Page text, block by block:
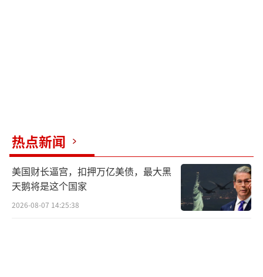
热点新闻
美国财长逼宫，扣押万亿美债，最大黑
天鹅将是这个国家
2026-08-07 14:25:38